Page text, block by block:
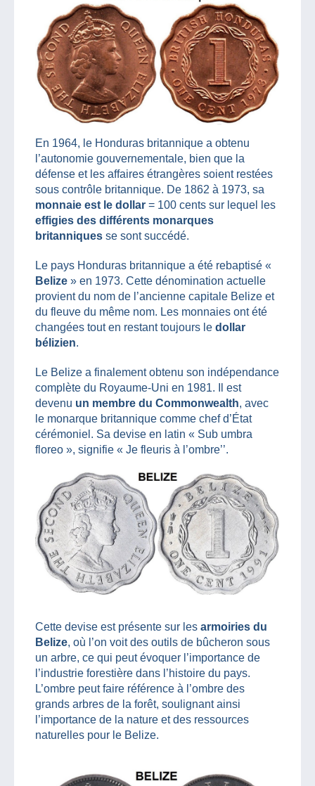
En 1964, le Honduras britannique a obtenu
l’autonomie gouvernementale, bien que la
défense et les affaires étrangères soient restées
sous contrôle britannique. De 1862 à 1973, sa
monnaie est le dollar = 100 cents sur lequel les
effigies des différents monarques
britanniques se sont succédé.
Le pays Honduras britannique a été rebaptisé «
Belize » en 1973. Cette dénomination actuelle
provient du nom de l’ancienne capitale Belize et
du fleuve du même nom. Les monnaies ont été
changées tout en restant toujours le dollar
bélizien.
Le Belize a finalement obtenu son indépendance
complète du Royaume-Uni en 1981. Il est
devenu un membre du Commonwealth, avec
le monarque britannique comme chef d’État
cérémoniel. Sa devise en latin « Sub umbra
floreo », signifie « Je fleuris à l’ombre’’.
Cette devise est présente sur les armoiries du
Belize, où l’on voit des outils de bûcheron sous
un arbre, ce qui peut évoquer l’importance de
l’industrie forestière dans l’histoire du pays.
L’ombre peut faire référence à l’ombre des
grands arbres de la forêt, soulignant ainsi
l’importance de la nature et des ressources
naturelles pour le Belize.